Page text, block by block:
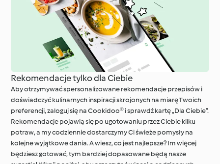
Rekomendacje tylko dla Ciebie
Aby otrzymywać spersonalizowane rekomendacje przepisów i
doświadczyć kulinarnych inspiracji skrojonych na miarę Twoich
preferencji, zaloguj się na Cookidoo® i sprawdź kartę „Dla Ciebie”.
Rekomendacje pojawią się po ugotowaniu przez Ciebie kilku
potraw, a my codziennie dostarczymy Ci świeże pomysły na
kolejne wyjątkowe dania. A wiesz, co jest najlepsze? Im więcej
będziesz gotować, tym bardziej dopasowane będą nasze